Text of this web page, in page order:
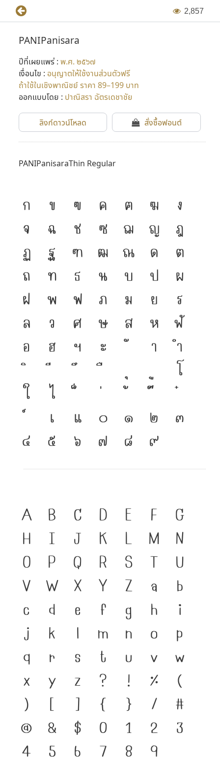
2,857
PANIPanisara
ปีที่เผยแพร่ : พ.ศ. ๒๕๖๗
เงื่อนไข : อนุญาตให้ใช้งานส่วนตัวฟรี
ถ้าใช้ในเชิงพาณิชย์ ราคา 89–199 บาท
ออกแบบโดย : ปาณิสรา ฉัตรเดชาชัย
ลิงก์ดาวน์โหลด สั่งซื้อฟอนต์
PANIPanisaraThin Regular
ก ข ฃ ค ฅ ฆ
ง
จ
ฉ ช ซ ฌ ญ
ฎ
ฏ
ฐ ฑ ฒ ณ ด
ต
ถ
ท ธ น บ ป
ผ
ฝ
พ ฟ ภ ม ย
ร
ล
ว ศ ษ ส ห
ฬ
อ
ฮ ฯ ะ า
ำ
โ
ใ
ไ
เ
แ ๐ ๑ ๒
๓
๔
๕ ๖ ๗ ๘ ๙
A B C D E F
G
H
I J K L M
N
O
P Q R S T
U
V
W X Y Z a
b
c
d e f g h
i
j
k l m n o
p
q
r s t u v
w
x
y z ? ! %
(
)
[ ] { } /
#
@
& $ 0 1 2
3
4
5 6 7 8 9